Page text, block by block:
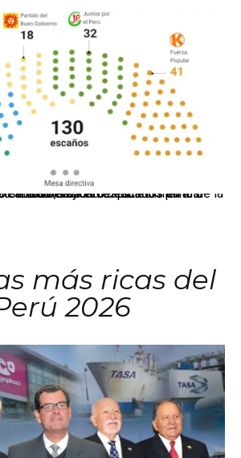
El JNE oficializó la distribución de escaños para la elección de 60 senadores y 130 diputados en las Elecciones Generales 2026, tras el restablecimiento de la Bicameralidad.
más ricas del
2026